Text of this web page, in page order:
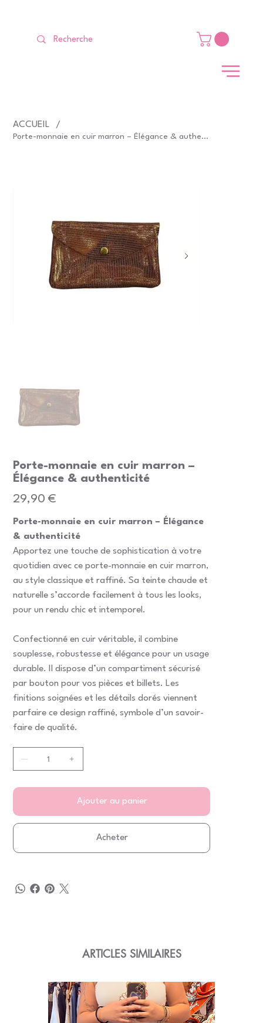
ACCUEIL /
Porte-monnaie en cuir marron – Élégance & authenticité
Porte-monnaie en cuir marron –
Élégance & authenticité
Prix
29,90 €
Porte-monnaie en cuir marron – Élégance
& authenticité
Apportez une touche de sophistication à votre
quotidien avec ce porte-monnaie en cuir marron,
au style classique et raffiné. Sa teinte chaude et
naturelle s’accorde facilement à tous les looks,
pour un rendu chic et intemporel.
Confectionné en cuir véritable, il combine
souplesse, robustesse et élégance pour un usage
durable. Il dispose d’un compartiment sécurisé
par bouton pour vos pièces et billets. Les
finitions soignées et les détails dorés viennent
parfaire ce design raffiné, symbole d’un savoir-
faire de qualité.
Ajouter au panier
Acheter
ARTICLES SIMILAIRES